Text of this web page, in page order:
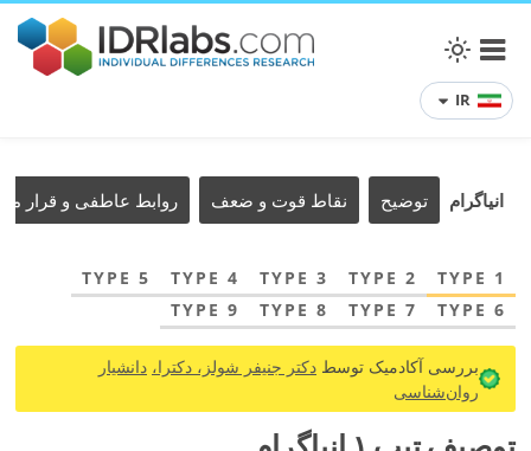
IR
انیاگرام توضیح نقاط قوت و ضعف روابط عاطفی و قرار
TYPE 1
TYPE 2
TYPE 3
TYPE 4
TYPE 5
TYPE 6
TYPE 7
TYPE 8
TYPE 9
بررسی آکادمیک توسط دکتر جنیفر شولز، دکترا، دانشیار
روان‌شناسی